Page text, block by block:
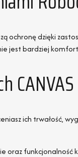
ochronę dzięki
jest bardziej
CANVAS
ich trwałość,